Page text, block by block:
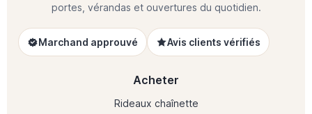
portes, vérandas et ouvertures du quotidien.
Marchand approuvé Avis clients vérifiés
Acheter
Rideaux chaînette